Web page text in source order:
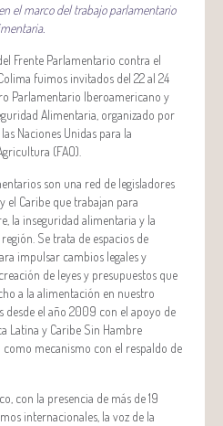
el marco del trabajo parlamentario
Frente Parlamentario contra el
fuimos invitados del 22 al 24
Parlamentario Iberoamericano y
Alimentaria, organizado por
Naciones Unidas para la
(FAO).
son una red de legisladores
el Caribe que trabajan para
la inseguridad alimentaria y la
Se trata de espacios de
impulsar cambios legales y
de leyes y presupuestos que
a la alimentación en nuestro
desde el año 2009 con el apoyo de
Latina y Caribe Sin Hambre
como mecanismo con el respaldo de
con la presencia de más de 19
internacionales, la voz de la